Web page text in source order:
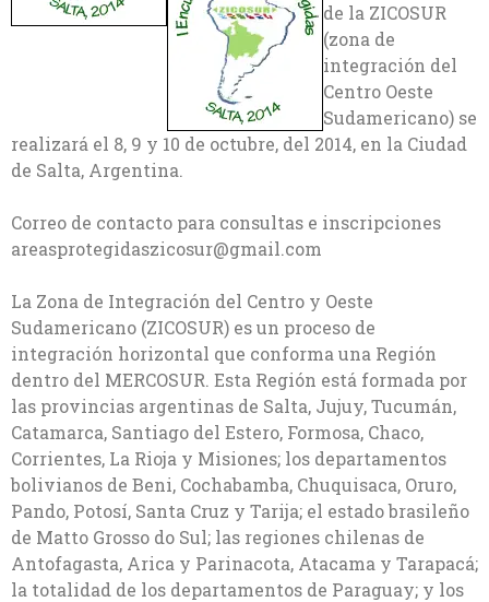
de la ZICOSUR
(zona de
integración del
Centro Oeste
Sudamericano) se
realizará el 8, 9 y 10 de octubre, del 2014, en la Ciudad
de Salta, Argentina.
Correo de contacto para consultas e inscripciones
areasprotegidaszicosur@gmail.com
La Zona de Integración del Centro y Oeste
Sudamericano (ZICOSUR) es un proceso de
integración horizontal que conforma una Región
dentro del MERCOSUR. Esta Región está formada por
las provincias argentinas de Salta, Jujuy, Tucumán,
Catamarca, Santiago del Estero, Formosa, Chaco,
Corrientes, La Rioja y Misiones; los departamentos
bolivianos de Beni, Cochabamba, Chuquisaca, Oruro,
Pando, Potosí, Santa Cruz y Tarija; el estado brasileño
de Matto Grosso do Sul; las regiones chilenas de
Antofagasta, Arica y Parinacota, Atacama y Tarapacá;
la totalidad de los departamentos de Paraguay; y los